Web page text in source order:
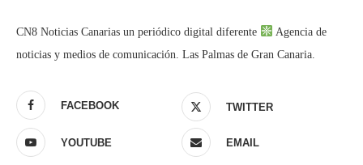
CN8 Noticias Canarias un periódico digital diferente
Agencia de
noticias y medios de comunicación. Las Palmas de Gran Canaria.
FACEBOOK TWITTER
YOUTUBE EMAIL